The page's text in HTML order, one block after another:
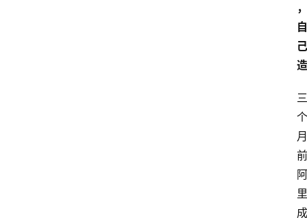
，
自
己
造
三
个
月
前
阿
里
成